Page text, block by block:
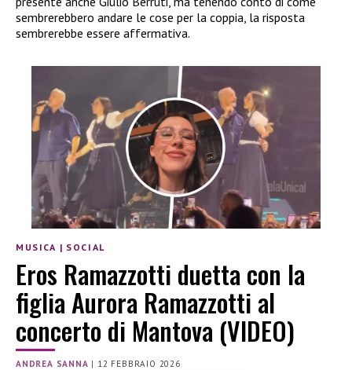
sembrerebbero andare le cose per la coppia, la risposta
sembrerebbe essere affermativa.
MUSICA | SOCIAL
Eros Ramazzotti duetta con la
figlia Aurora Ramazzotti al
concerto di Mantova (VIDEO)
ANDREA SANNA | 12 FEBBRAIO 2026